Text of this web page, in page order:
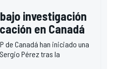
investigación
en Canadá
de Canadá han iniciado una
Pérez tras la